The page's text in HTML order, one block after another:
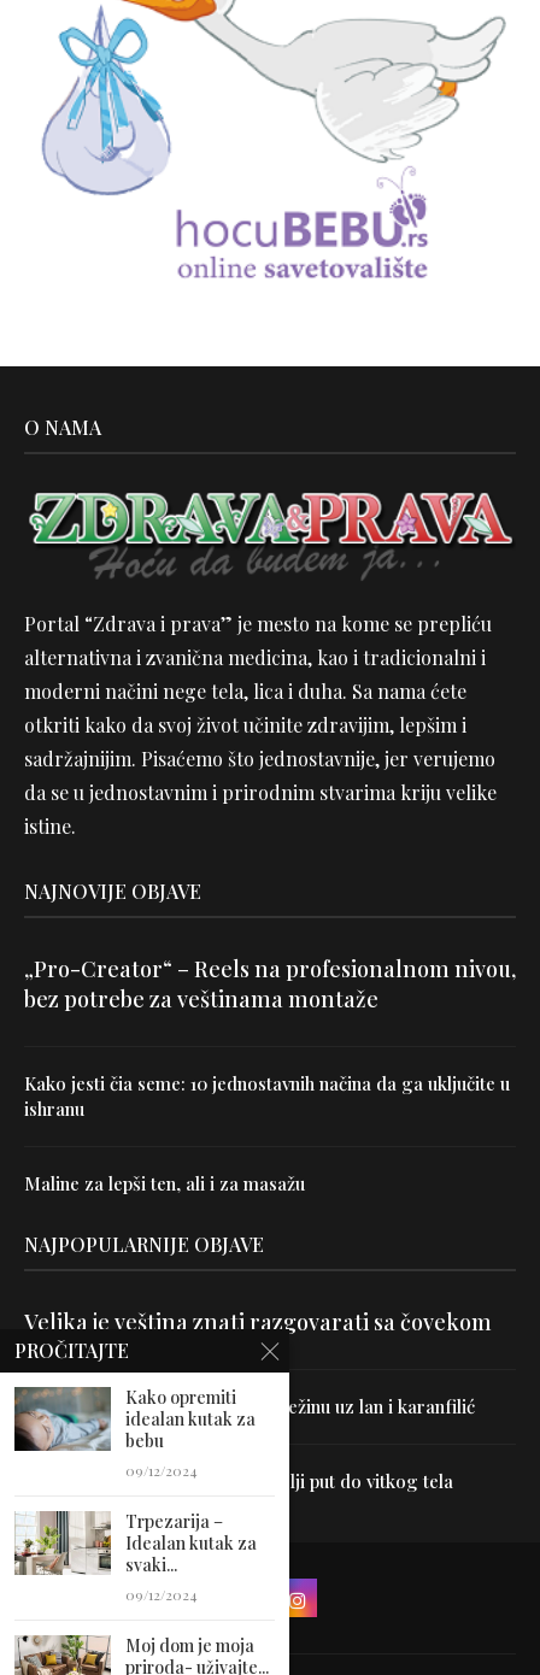
O NAMA
Portal “Zdrava i prava” je mesto na kome se prepliću
alternativna i zvanična medicina, kao i tradicionalni i
moderni načini nege tela, lica i duha. Sa nama ćete
otkriti kako da svoj život učinite zdravijim, lepšim i
sadržajnijim. Pisaćemo što jednostavnije, jer verujemo
da se u jednostavnim i prirodnim stvarima kriju velike
istine.
NAJNOVIJE OBJAVE
„Pro-Creator“ – Reels na profesionalnom nivou,
bez potrebe za veštinama montaže
Kako jesti čia seme: 10 jednostavnih načina da ga uključite u
ishranu
Maline za lepši ten, ali i za masažu
NAJPOPULARNIJE OBJAVE
Velika je veština znati razgovarati sa čovekom
Uništite parazite i normalizujte težinu uz lan i karanfilić
Dr Hajder: Akupunktura je najbolji put do vitkog tela
PROČITAJTE
Kako opremiti
idealan kutak za
bebu
09/12/2024
Trpezarija –
Idealan kutak za
svaki...
09/12/2024
Moj dom je moja
priroda- uživajte...